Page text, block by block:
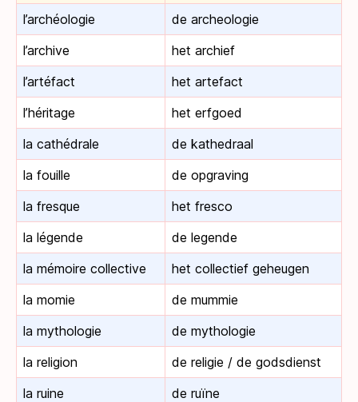
l’archéologie
de archeologie
l’archive
het archief
l’artéfact
het artefact
l’héritage
het erfgoed
la cathédrale
de kathedraal
la fouille
de opgraving
la fresque
het fresco
la légende
de legende
la mémoire collective
het collectief geheugen
la momie
de mummie
la mythologie
de mythologie
la religion
de religie / de godsdienst
la ruine
de ruïne